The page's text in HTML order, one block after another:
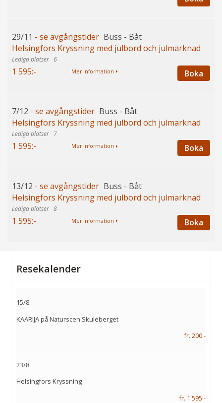
29/11 - se avgångstider Buss - Båt
Helsingfors Kryssning med julbord och julmarknad
6
1 595:- Boka
Mer information
7/12 - se avgångstider Buss - Båt
Helsingfors Kryssning med julbord och julmarknad
7
1 595:- Boka
Mer information
13/12 - se avgångstider Buss - Båt
Helsingfors Kryssning med julbord och julmarknad
8
1 595:- Boka
Mer information
Resekalender
15/8
KÄÄRIJÄ på Naturscen Skuleberget
fr. 200:-
23/8
Helsingfors Kryssning
fr. 1 595:-